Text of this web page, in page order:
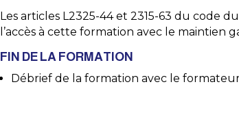
Les articles L2325-44 et 2315-63 du code
l’accès à cette formation avec le maintien
FIN DE LA FORMATION
Débrief de la formation avec le